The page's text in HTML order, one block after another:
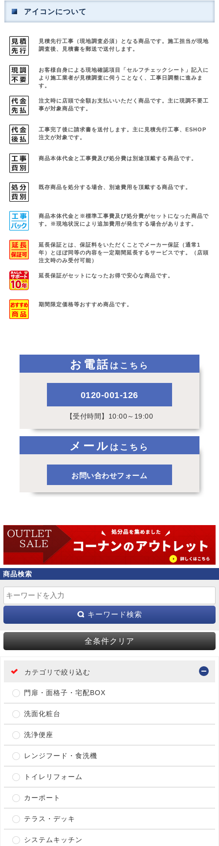
商品検索
キーワード検索
全条件クリア
カテゴリで絞り込む
門扉・面格子・宅配BOX
洗面化粧台
洗浄便座
レンジフード・食洗機
トイレリフォーム
カーポート
テラス・デッキ
システムキッチン
アイコンについて
見積先行工事（現地調査必須）となる商品です。施工担当が現地
調査後、見積書を郵送で送付します。
お客様自身による現地確認項目「セルフチェックシート」記入に
より施工業者が見積調査に伺うことなく、工事日調整に進みま
す。
注文時に店頭で全額お支払いいただく商品です。主に現調不要工
事が対象商品です。
工事完了後に請求書を送付します。主に見積先行工事、ESHOP
注文が対象です。
商品本体代金と工事費及び処分費は別途頂戴する商品です。
既存商品を処分する場合、別途費用を頂戴する商品です。
商品本体代金と※標準工事費及び処分費がセットになった商品で
す。 ※現地状況により追加費用が発生する場合があります。
延長保証とは、保証料をいただくことでメーカー保証（通常1
年）とほぼ同等の内容を一定期間延長するサービスです。（店頭
注文時のみ受付可能）
延長保証がセットになったお得で安心な商品です。
期間限定価格等おすすめ商品です。
お電話 はこちら
0120-001-126
【受付時間】10:00～19:00
メール はこちら
お問い合わせフォーム